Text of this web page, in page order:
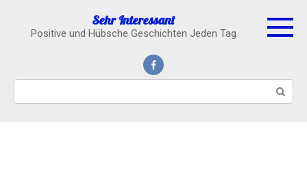
content
Sehr Interessant
Positive und Hübsche Geschichten Jeden Tag